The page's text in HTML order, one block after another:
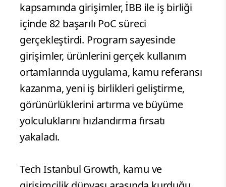
kapsamında girişimler, İBB ile iş birliği
içinde 82 başarılı PoC süreci
gerçekleştirdi. Program sayesinde
girişimler, ürünlerini gerçek kullanım
ortamlarında uygulama, kamu referansı
kazanma, yeni iş birlikleri geliştirme,
görünürlüklerini artırma ve büyüme
yolculuklarını hızlandırma fırsatı
yakaladı.
Tech Istanbul Growth, kamu ve